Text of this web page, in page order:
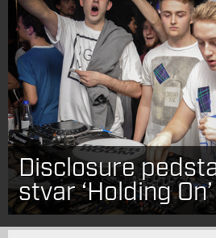
Disclosure
stvar ‘Holding On’